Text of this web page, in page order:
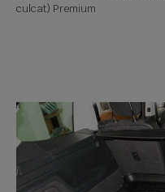
culcat) Premium